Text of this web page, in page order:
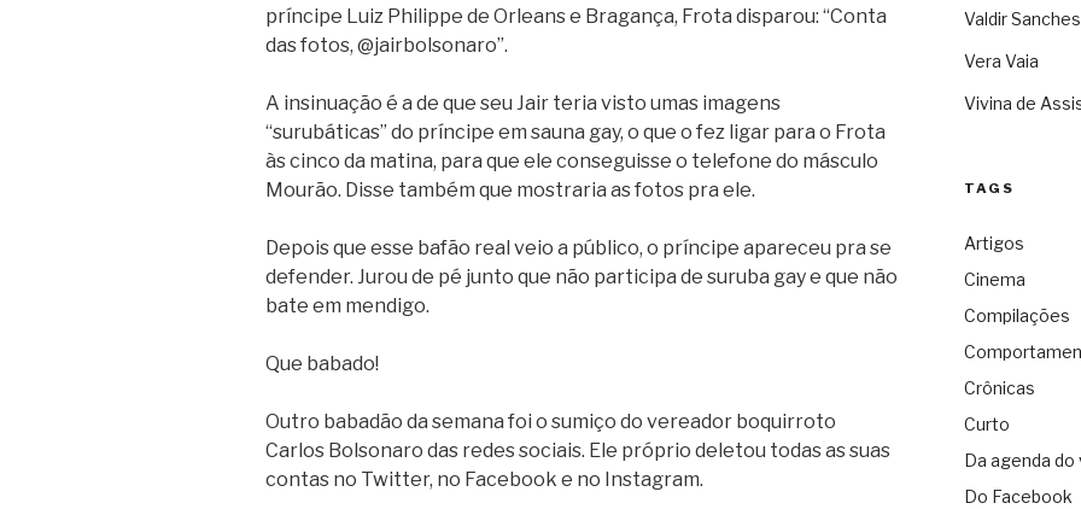
príncipe Luiz Philippe de Orleans e Bragança, Frota disparou: “Conta
das fotos, @jairbolsonaro”.
A insinuação é a de que seu Jair teria visto umas imagens
“surubáticas” do príncipe em sauna gay, o que o fez ligar para o Frota
às cinco da matina, para que ele conseguisse o telefone do másculo
Mourão. Disse também que mostraria as fotos pra ele.
Depois que esse bafão real veio a público, o príncipe apareceu pra se
defender. Jurou de pé junto que não participa de suruba gay e que não
bate em mendigo.
Que babado!
Outro babadão da semana foi o sumiço do vereador boquirroto
Carlos Bolsonaro das redes sociais. Ele próprio deletou todas as suas
contas no Twitter, no Facebook e no Instagram.
Valdir Sanches
Vera Vaia
Vivina de
TAGS
Artigos
Cinema
Compilações
Crônicas
Curto
Da agenda do
Do Facebook